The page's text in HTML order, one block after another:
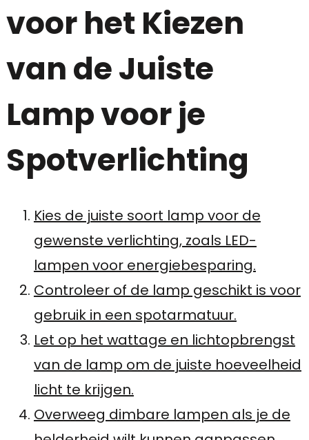
voor het Kiezen
van de Juiste
Lamp voor je
Spotverlichting
Kies de juiste soort lamp voor de
gewenste verlichting, zoals LED-
lampen voor energiebesparing.
Controleer of de lamp geschikt is voor
gebruik in een spotarmatuur.
Let op het wattage en lichtopbrengst
van de lamp om de juiste hoeveelheid
licht te krijgen.
Overweeg dimbare lampen als je de